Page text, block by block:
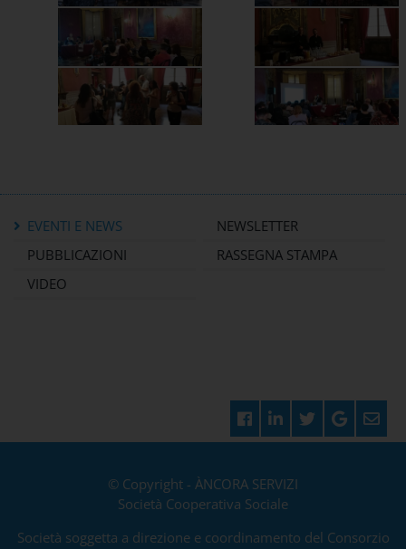
EVENTI E NEWS
NEWSLETTER
PUBBLICAZIONI
RASSEGNA STAMPA
VIDEO
© Copyright - ÀNCORA SERVIZI
Società Cooperativa Sociale
Società soggetta a direzione e coordinamento del Consorzio